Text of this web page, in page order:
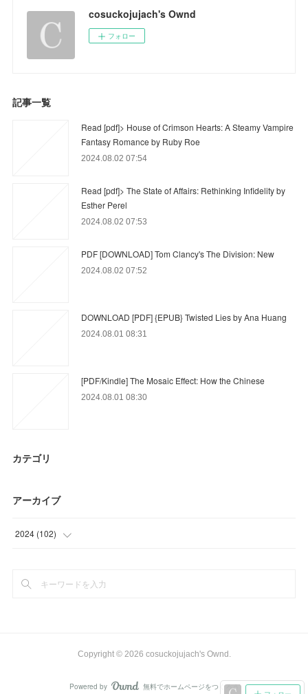
cosuckojujach's Ownd
フォロー
記事一覧
Read [pdf]> House of Crimson Hearts: A Steamy Vampire
Fantasy Romance by Ruby Roe
2024.08.02 07:54
Read [pdf]> The State of Affairs: Rethinking Infidelity by
Esther Perel
2024.08.02 07:53
PDF [DOWNLOAD] Tom Clancy's The Division: New
2024.08.02 07:52
DOWNLOAD [PDF] {EPUB} Twisted Lies by Ana Huang
2024.08.01 08:31
[PDF/Kindle] The Mosaic Effect: How the Chinese
2024.08.01 08:30
カテゴリ
アーカイブ
2024 (102)
(
Copyright © 2026 cosuckojujach's Ownd .
Powered by AmebaOwnd
無料でホームページをつくろう